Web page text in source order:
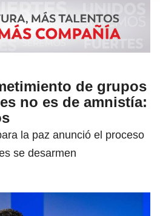
de grupos
no es de amnistía:
la paz anunció el proceso
se desarmen